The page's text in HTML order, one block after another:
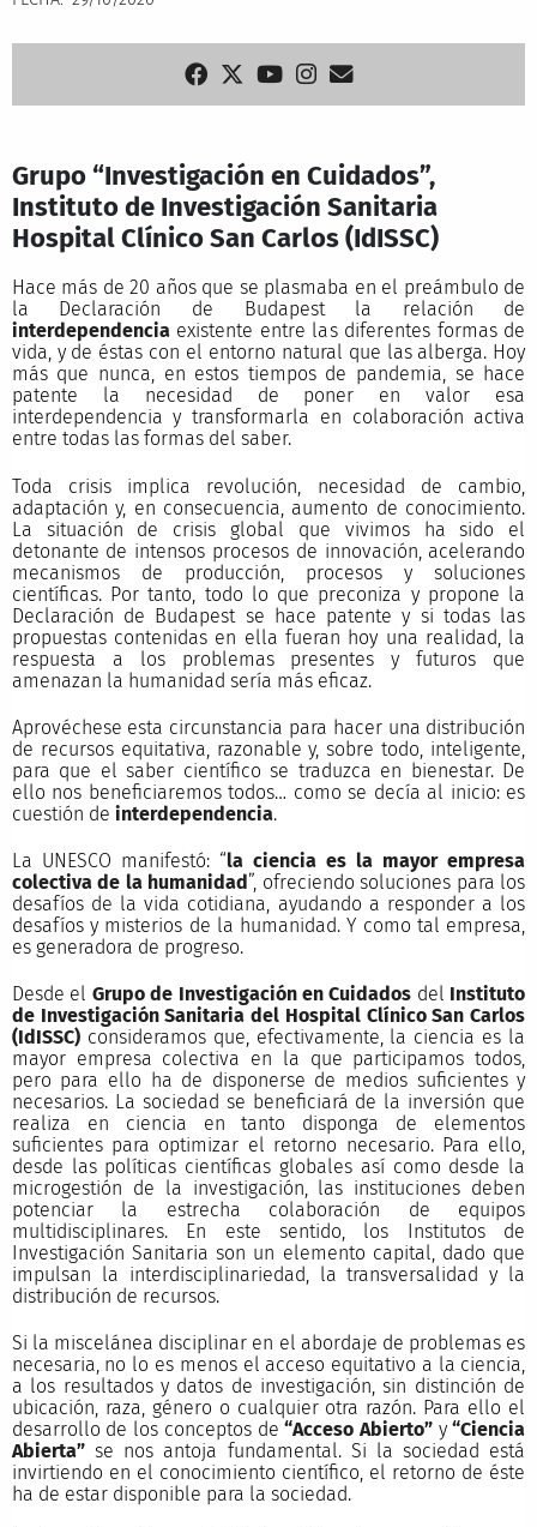
Grupo “Investigación en Cuidados”,
Instituto de Investigación Sanitaria
Hospital Clínico San Carlos (IdISSC)
Hace más de 20 años que se plasmaba en el preámbulo de
la Declaración de Budapest la relación de
interdependenciaexistente entre las diferentes formas de
vida, y de éstas con el entorno natural que las alberga. Hoy
más que nunca, en estos tiempos de pandemia, se hace
patente la necesidad de poner en valor esa
interdependencia y transformarla en colaboración activa
entre todas las formas del saber.
Toda crisis implica revolución, necesidad de cambio,
adaptación y, en consecuencia, aumento de conocimiento.
La situación de crisis global que vivimos ha sido el
detonante de intensos procesos de innovación, acelerando
mecanismos de producción, procesos y soluciones
científicas. Por tanto, todo lo que preconiza y propone la
Declaración de Budapest se hace patente y si todas las
propuestas contenidas en ella fueran hoy una realidad, la
respuesta a los problemas presentes y futuros que
amenazan la humanidad sería más eficaz.
Aprovéchese esta circunstancia para hacer una distribución
de recursos equitativa, razonable y, sobre todo, inteligente,
para que el saber científico se traduzca en bienestar. De
ello nos beneficiaremos todos… como se decía al inicio: es
cuestión de interdependencia.
La UNESCO manifestó: “la ciencia es la mayor empresa
colectiva de la humanidad”, ofreciendo soluciones para los
desafíos de la vida cotidiana, ayudando a responder a los
desafíos y misterios de la humanidad. Y como tal empresa,
es generadora de progreso.
Desde el Grupo de Investigación en Cuidados del Instituto
de Investigación Sanitaria del Hospital Clínico San Carlos
(IdISSC)consideramos que, efectivamente, la ciencia es la
mayor empresa colectiva en la que participamos todos,
pero para ello ha de disponerse de medios suficientes y
necesarios. La sociedad se beneficiará de la inversión que
realiza en ciencia en tanto disponga de elementos
suficientes para optimizar el retorno necesario. Para ello,
desde las políticas científicas globales así como desde la
microgestión de la investigación, las instituciones deben
potenciar la estrecha colaboración de equipos
multidisciplinares. En este sentido, los Institutos de
Investigación Sanitaria son un elemento capital, dado que
impulsan la interdisciplinariedad, la transversalidad y la
distribución de recursos.
Si la miscelánea disciplinar en el abordaje de problemas es
necesaria, no lo es menos el acceso equitativo a la ciencia,
a los resultados y datos de investigación, sin distinción de
ubicación, raza, género o cualquier otra razón. Para ello el
desarrollo de los conceptos de“Acceso Abierto”y“Ciencia
Abierta”se nos antoja fundamental. Si la sociedad está
invirtiendo en el conocimiento científico, el retorno de éste
ha de estar disponible para la sociedad.